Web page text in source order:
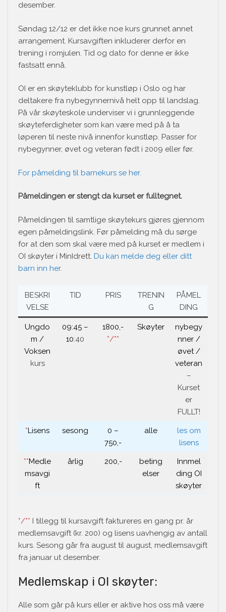
desember.
Søndag 12/12 er det ikke noe kurs grunnet annet
arrangement. Kursavgiften inkluderer derfor en
trening i romjulen. Tid og dato for denne er ikke
fastsatt ennå.
OI er en skøyteklubb for kunstløp i Oslo og har
deltakere fra nybegynnernivå helt opp til landslag.
På vår skøyteskole underviser vi i grunnleggende
skøyteferdigheter som kan være med på å ta
løperen til neste nivå innenfor kunstløp. Passer for
nybegynner, øvet og veteran født i 2009 eller før.
For påmelding til barnekurs se her.
Påmeldingen er stengt da kurset er fulltegnet.
Påmeldingen til samtlige skøytekurs gjøres gjennom
egen påmeldingslink. Før påmelding må du sørge
for at den som skal være med på kurset er medlem i
OI skøyter i MinIdrett. Du kan melde deg eller ditt
barn inn her.
BESKRI
VELSE
TID PRIS
TRENIN
G
PÅMEL
DING
Ungdo
m /
Voksen
kurs
09:45 –
10:40
1800,-
*/**
Skøyter
nybegy
nner /
øvet /
veteran
–
Kurset
er
FULLT!
*Lisens sesong
0 –
750,-
alle
les om
lisens
**Medle
msavgi
ft
årlig 200,-
beting
elser
Innmel
ding OI
skøyter
*/** I tillegg til kursavgift faktureres en gang pr. år
medlemsavgift (kr. 200) og lisens uavhengig av antall
kurs. Sesong går fra august til august, medlemsavgift
fra januar ut desember.
Medlemskap i OI skøyter:
Alle som går på kurs eller er aktive hos oss må være